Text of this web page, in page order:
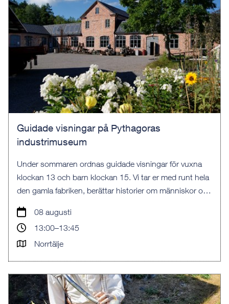
Guidade visningar på Pythagoras
industrimuseum
Under sommaren ordnas guidade visningar för vuxna
klockan 13 och barn klockan 15. Vi tar er med runt hela
den gamla fabriken, berättar historier om människor och
08 augusti
13:00–13:45
Norrtälje